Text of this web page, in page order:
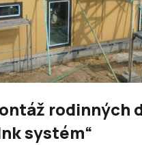
rodinných
systém“